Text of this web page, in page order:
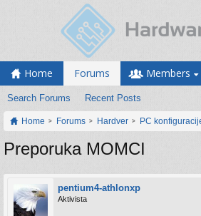
Home Forums
Search Forums Recent Posts
Members
Home Forums Hardver PC
Preporuka MOMCI
pentium4-athlonxp
Aktivista